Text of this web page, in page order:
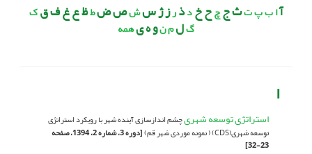
آابپتث جچح خدذرز ژ سشص ضطظ ع غ ف قک
گلمنو ه یهمه
ا
استراتژی توسعه شهریچشم اندازسازی آینده شهر با رویکرد استراتژی
توسعه شهری(CDS) ( نمونه موردی شهر قم)
[دوره 3، شماره 2، 1394، صفحه
23-32]